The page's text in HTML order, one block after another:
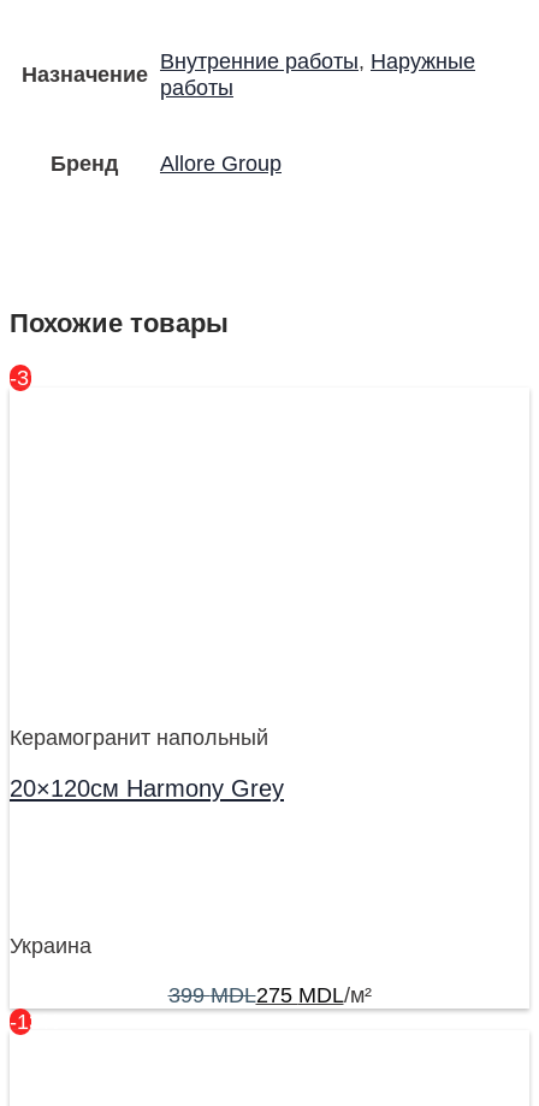
Назначение
Внутренние работы, Наружные
работы
Бренд Allore Group
Похожие товары
-31%
Керамогранит напольный
20×120см Harmony Grey
Украина
399MDL275 MDL/м²
-13%